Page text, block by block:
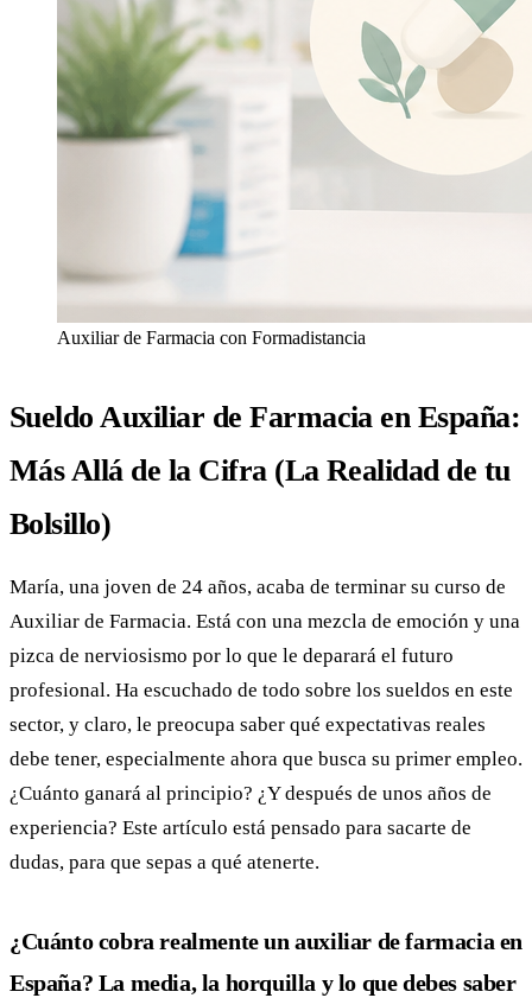
Auxiliar de Farmacia con Formadistancia
Sueldo Auxiliar de Farmacia en España:
Más Allá de la Cifra (La Realidad de tu
Bolsillo)
María, una joven de 24 años, acaba de terminar su curso de
Auxiliar de Farmacia. Está con una mezcla de emoción y una
pizca de nerviosismo por lo que le deparará el futuro
profesional. Ha escuchado de todo sobre los sueldos en este
sector, y claro, le preocupa saber qué expectativas reales
debe tener, especialmente ahora que busca su primer empleo.
¿Cuánto ganará al principio? ¿Y después de unos años de
experiencia? Este artículo está pensado para sacarte de
dudas, para que sepas a qué atenerte.
¿Cuánto cobra realmente un auxiliar de farmacia en
España? La media, la horquilla y lo que debes saber